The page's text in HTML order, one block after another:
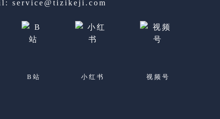
service@tizikeji.com
B站 小红书 视频号